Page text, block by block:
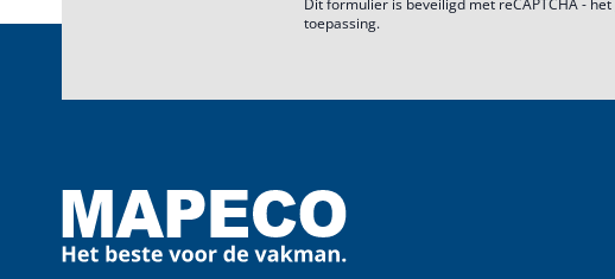
Dit formulier is beveiligd met reCAPTCHA - het
toepassing.